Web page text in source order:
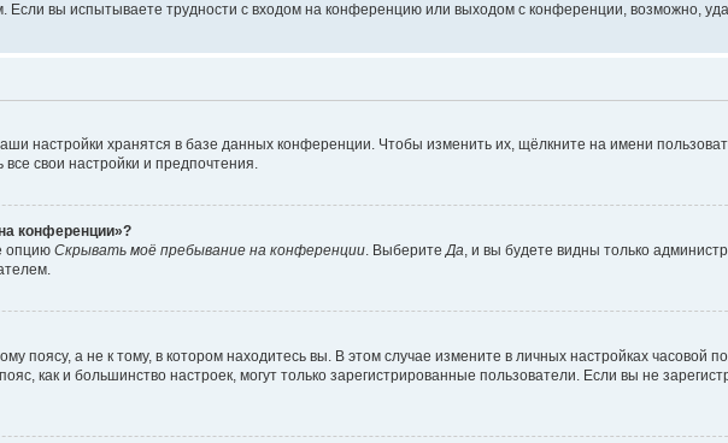
Если вы испытываете трудности с входом на конференцию или выходом с конференции, возможно,
настройки хранятся в базе данных конференции. Чтобы изменить их, щёлкните на имени
свои настройки и предпочтения.
конференции»?
опцию Скрывать моё пребывание на конференции. ВыберитеДа, и вы будете видны только
поясу, а не к тому, в котором находитесь вы. В этом случае измените в личных настройках часовой
как и большинство настроек, могут только зарегистрированные пользователи. Если вы не